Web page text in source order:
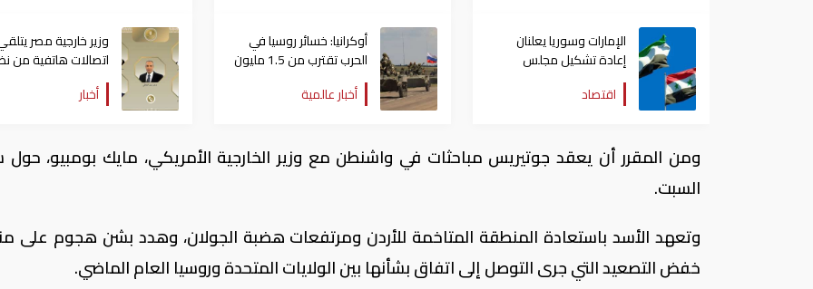
الإمارات وسوريا يعلنان
إعادة تشكيل مجلس
الأعمال بينهما
اقتصاد
أوكرانيا: خسائر روسيا في
الحرب تقترب من 1.5 مليون
عسكري
أخبار عالمية
وزير خارجية مصر
اتصالات هاتفية من
بالإمارات والسعودية
والأردن والكويت
أخبار
ومن المقرر أن يعقد جوتيريس مباحثات في واشنطن مع وزير الخارجية الأمريكي، مايك بومبيو، حول
السبت.
وتعهد الأسد باستعادة المنطقة المتاخمة للأردن ومرتفعات هضبة الجولان، وهدد بشن هجوم على
خفض التصعيد التي جرى التوصل إلى اتفاق بشأنها بين الولايات المتحدة وروسيا العام الماضي.